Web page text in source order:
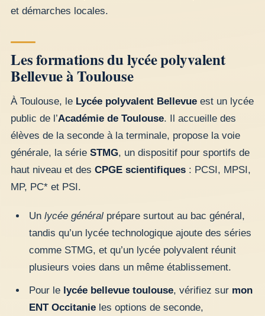
et démarches locales.
Les formations du lycée polyvalent
Bellevue à Toulouse
À Toulouse, le Lycée polyvalent Bellevue est un lycée
public de l’Académie de Toulouse. Il accueille des
élèves de la seconde à la terminale, propose la voie
générale, la série STMG, un dispositif pour sportifs de
haut niveau et des CPGE scientifiques : PCSI, MPSI,
MP, PC* et PSI.
Un lycée généralprépare surtout au bac général,
tandis qu’un lycée technologique ajoute des séries
comme STMG, et qu’un lycée polyvalent réunit
plusieurs voies dans un même établissement.
Pour le lycée bellevue toulouse, vérifiez sur mon
ENT Occitanieles options de seconde,